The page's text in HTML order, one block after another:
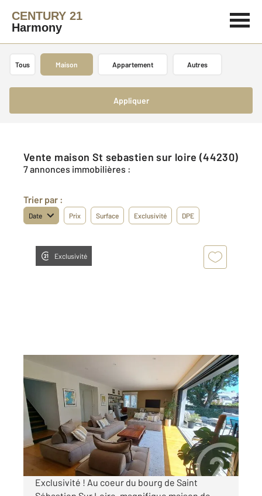
CENTURY 21
Harmony
Tous Maison Appartement Autres
Appliquer
Vente maison St sebastien sur loire (44230)
7 annonces immobilières :
Trier par :
Date Prix Surface Exclusivité DPE
Exclusivité
220 m
, 9 pièces
Ref : 103936
Maison à vendre
686 400 €
Visiter le site dédié
Exclusivité ! Au coeur du bourg de Saint